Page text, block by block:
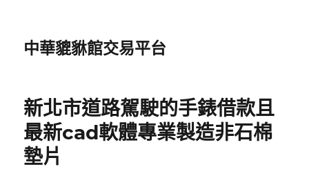
中華貔貅館交易平台
新北市道路駕駛的手錶借款且
最新cad軟體專業製造非石棉
墊片